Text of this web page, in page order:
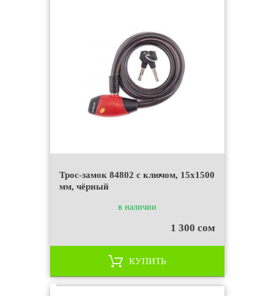
Трос-замок 84802 с ключом, 15х1500
мм, чёрный
в наличии
1 300 сом
КУПИТЬ